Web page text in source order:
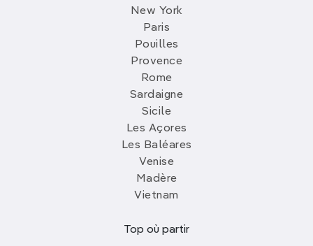
New York
Paris
Pouilles
Provence
Rome
Sardaigne
Sicile
Les Açores
Les Baléares
Venise
Madère
Vietnam
Top où partir